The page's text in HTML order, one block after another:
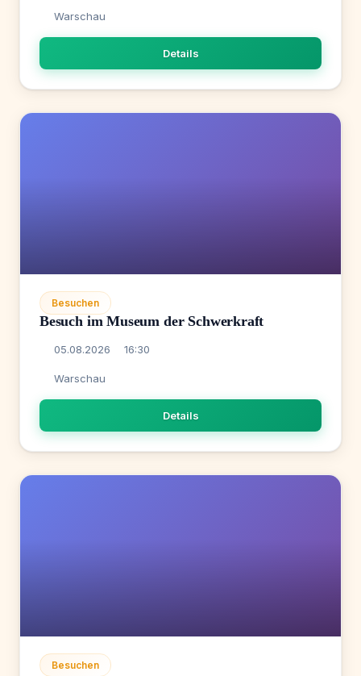
Warschau
Details
Besuchen
Besuch im Museum der Schwerkraft
05.08.2026 16:30
Warschau
Details
Besuchen